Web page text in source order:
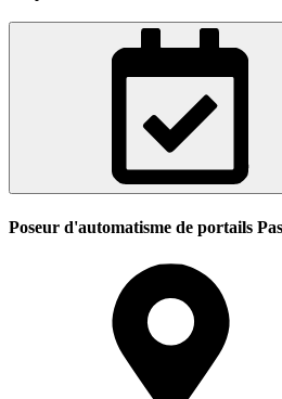
Poseur d'automatisme de portails